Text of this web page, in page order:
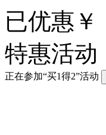
已优惠￥
特惠活动
正在参加“买1得2”活动